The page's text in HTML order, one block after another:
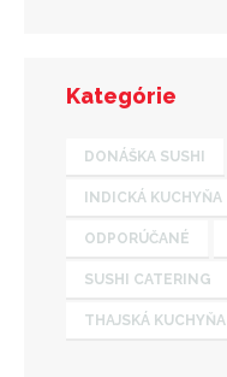
Kategórie
DONÁŠKA SUSHI
INDICKÁ KUCHYŇA
ODPORÚČANÉ
SUSHI CATERING
THAJSKÁ KUCHYŇA